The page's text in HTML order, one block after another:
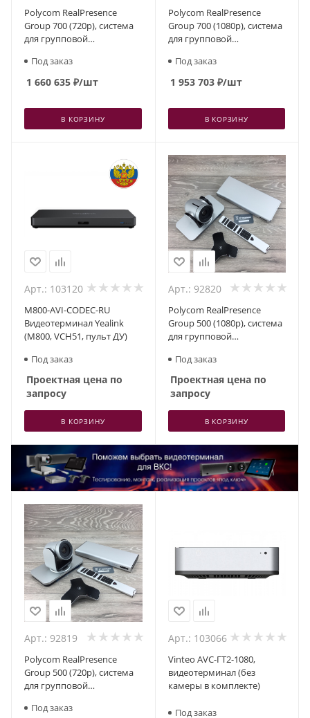
Polycom RealPresence
Group 700 (720p), система
для групповой
Под заказ
1 660 635 ₽/шт
В КОРЗИНУ
Polycom RealPresence
Group 700 (1080p), система
для групповой
Под заказ
1 953 703₽/шт
В КОРЗИНУ
Арт.: 103120
M800-AVI-CODEC-RU
Видеотерминал Yealink
(M800, VCH51, пульт ДУ)
Под заказ
Проектная цена по
запросу
В КОРЗИНУ
Арт.: 92820
Polycom RealPresence
Group 500 (1080p), система
для групповой
Под заказ
Проектная цена по
запросу
В КОРЗИНУ
Арт.: 92819
Polycom RealPresence
Group 500 (720p), система
для групповой
Под заказ
Арт.: 103066
Vinteo AVC-ГТ2-1080,
видеотерминал (без
камеры в комплекте)
Под заказ